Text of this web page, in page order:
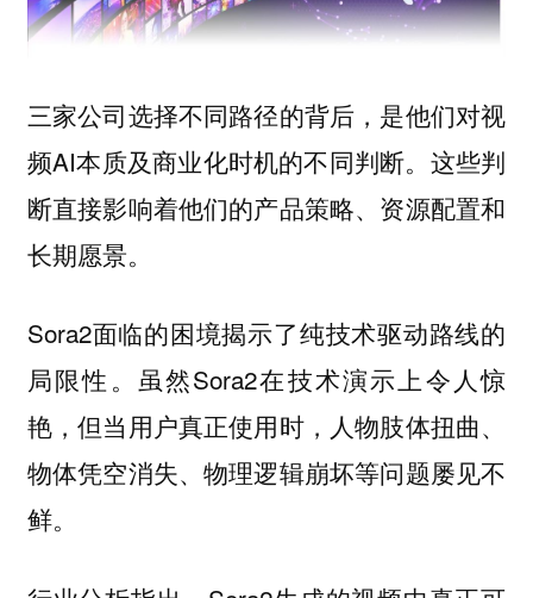
三家公司选择不同路径的背后，是他们对视
频AI本质及商业化时机的不同判断。这些判
断直接影响着他们的产品策略、资源配置和
长期愿景。
Sora2面临的困境揭示了纯技术驱动路线的
局限性。虽然Sora2在技术演示上令人惊
艳，但当用户真正使用时， 人物肢体扭曲、
物体凭空消失、物理逻辑崩坏等问题屡见不
鲜。